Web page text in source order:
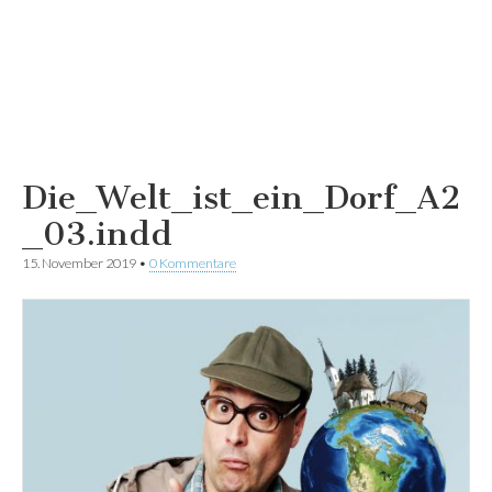
Die_Welt_ist_ein_Dorf_A2
_03.indd
15. November 2019 • 0 Kommentare